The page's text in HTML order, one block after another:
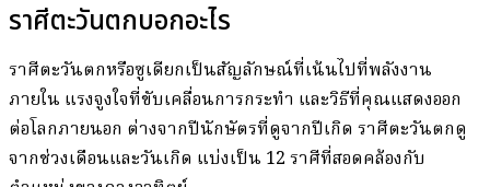
ราศีตะวันตกบอกอะไร
ราศีตะวันตกหรือซูเดียกเป็นสัญลักษณ์ที่เน้นไปที่พลังงาน
ภายใน แรงจูงใจที่ขับเคลื่อนการกระทำ และวิธีที่คุณแสดงออก
ต่อโลกภายนอก ต่างจากปีนักษัตรที่ดูจากปีเกิด ราศีตะวันตกดู
จากช่วงเดือนและวันเกิด แบ่งเป็น 12 ราศีที่สอดคล้องกับ